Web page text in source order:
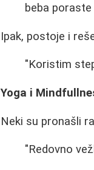
beba
Ipak, postoje i
"Koristim
Yoga i
Neki su pronašli
"Redovno